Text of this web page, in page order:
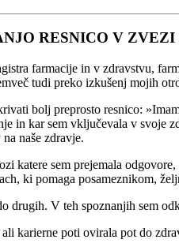
RESNICO V ZVEZI
farmacije in v zdravstvu,
tudi preko izkušenj mojih
bolj preprosto resnico:
in kar sem vključevala v svoje
naše zdravje.
katere sem prejemala
ki pomaga posameznikom,
V teh spoznanjih sem
karierne poti ovirala pot do